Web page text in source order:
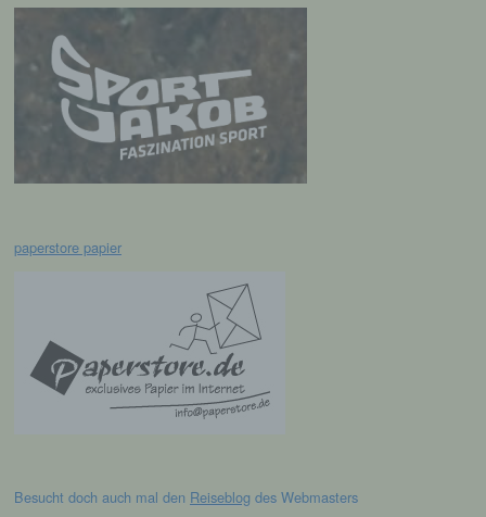
paperstore papier
Besucht doch auch mal den Reiseblog des Webmasters
Löschen oder die Vernichtung.
d) Einschränkung der Verarbeitung
Einschränkung der Verarbeitung ist die
Markierung gespeicherter
künftige Verarbeitung einzuschränken.
e) Profiling
Profiling ist jede Art der automatisierten
Verarbeitung personenbezogener Daten, die
darin besteht, dass diese
personenbezogenen Daten verwendet
werden, um bestimmte persönliche Aspekte,
die sich auf eine natürliche Person beziehen,
Aufenthaltsort oder Ortswechsel dieser